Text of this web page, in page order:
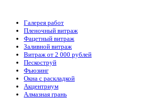
Галерея работ
Пленочный витраж
Фацетный витраж
Заливной витраж
Витраж от 2 000 рублей
Пескоструй
Фьюзинг
Окна с раскладкой
Акцентриум
Алмазная грань